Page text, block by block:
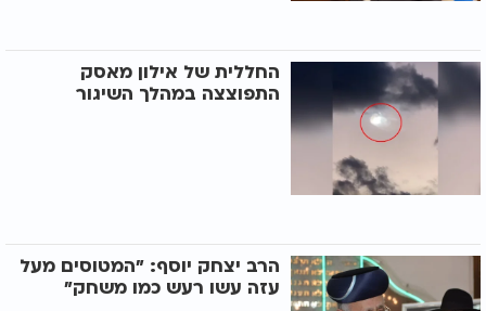
החללית של אילון מאסק
התפוצצה במהלך השיגור
הרב יצחק יוסף: "המטוסים מעל
עזה עשו רעש כמו משחק"